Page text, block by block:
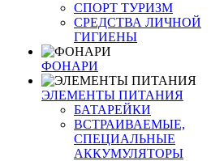
СПОРТ ТУРИЗМ
СРЕДСТВА ЛИЧНОЙ
ГИГИЕНЫ
ФОНАРИ
ЭЛЕМЕНТЫ ПИТАНИЯ
БАТАРЕЙКИ
ВСТРАИВАЕМЫЕ,
СПЕЦИАЛЬНЫЕ
АККУМУЛЯТОРЫ